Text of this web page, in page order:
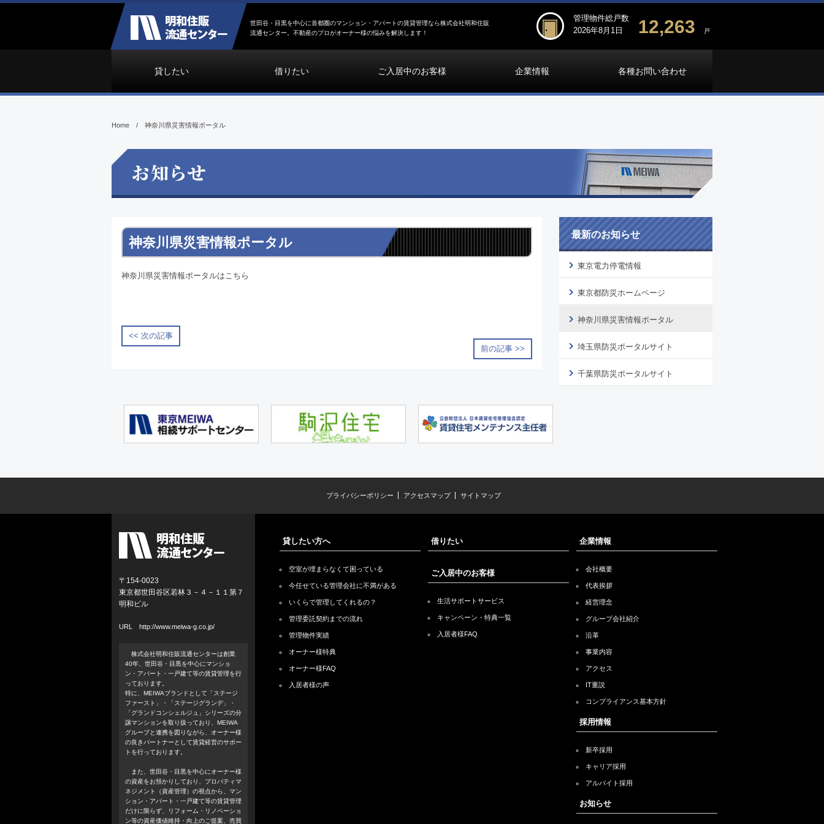
世田谷・目黒を中心に首都圏のマンション・アパートの賃貸管理なら株式会社明和住販
流通センター。不動産のプロがオーナー様の悩みを解決します！
管理物件総戸数
2026年8月1日
12,263 戸
貸したい 借りたい ご入居中のお客様 企業情報 各種お問い合わせ
Home / 神奈川県災害情報ポータル
神奈川県災害情報ポータル
神奈川県災害情報ポータルはこちら
<< 次の記事
前の記事 >>
最新のお知らせ
東京電力停電情報
東京都防災ホームページ
神奈川県災害情報ポータル
埼玉県防災ポータルサイト
千葉県防災ポータルサイト
プライバシーポリシー アクセスマップ サイトマップ
〒154-0023
東京都世田谷区若林３－４－１１第７
明和ビル
URL http://www.meiwa-g.co.jp/
株式会社明和住販流通センターは創業
40年、世田谷・目黒を中心にマンショ
ン・アパート・一戸建て等の賃貸管理を行
っております。
特に、MEIWAブランドとして「ステージ
ファースト」・「ステージグランデ」・
「グランドコンシェルジュ」シリーズの分
譲マンションを取り扱っており、MEIWA
グループと連携を図りながら、オーナー様
の良きパートナーとして賃貸経営のサポー
トを行っております。
また、世田谷・目黒を中心にオーナー様
の資産をお預かりしており、プロパティマ
ネジメント（資産管理）の視点から、マン
ション・アパート・一戸建て等の賃貸管理
だけに限らず、リフォーム・リノベーショ
ン等の資産価値維持・向上のご提案、売買
貸したい方へ
空室が埋まらなくて困っている
今任せている管理会社に不満がある
いくらで管理してくれるの？
管理委託契約までの流れ
管理物件実績
オーナー様特典
オーナー様FAQ
入居者様の声
借りたい
ご入居中のお客様
生活サポートサービス
キャンペーン・特典一覧
入居者様FAQ
企業情報
会社概要
代表挨拶
経営理念
グループ会社紹介
沿革
事業内容
アクセス
IT重説
コンプライアンス基本方針
採用情報
新卒採用
キャリア採用
アルバイト採用
お知らせ